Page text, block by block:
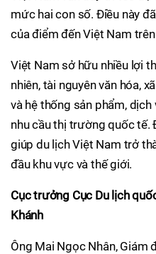
mức hai con số. Điều này
của điểm đến Việt Nam
Việt Nam sở hữu nhiều lợi
nhiên, tài nguyên văn hóa,
và hệ thống sản phẩm,
nhu cầu thị trường quốc tế.
giúp du lịch Việt Nam trở
đầu khu vực và thế giới.
Cục trưởng Cục Du lịch
Khánh
Ông Mai Ngọc Nhân, Giám